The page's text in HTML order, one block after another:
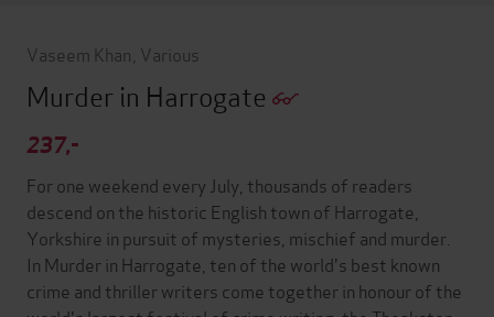
Vaseem Khan Various
Murder in Harrogate
237,-
For one weekend every July, thousands of readers
descend on the historic English town of Harrogate,
Yorkshire in pursuit of mysteries, mischief and murder.
In Murder in Harrogate, ten of the world's best known
crime and thriller writers come together in honour of the